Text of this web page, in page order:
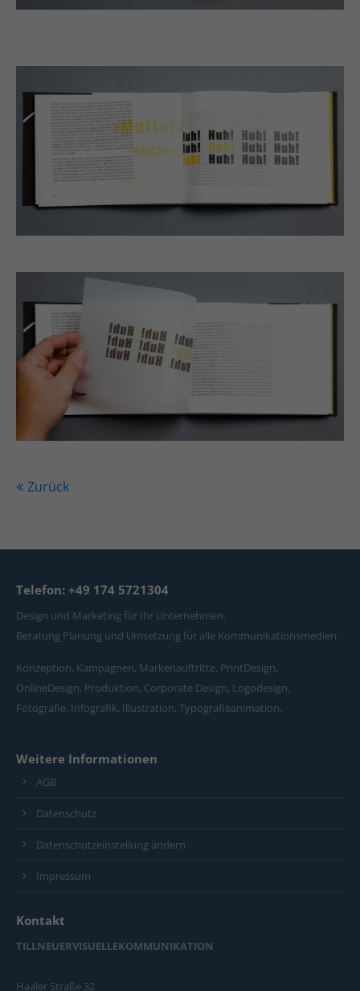
Zurück
Telefon: +49 174 5721304
Design und Marketing für Ihr Unternehmen.
Beratung Planung und Umsetzung für alle Kommunikationsmedien.
Konzeption, Kampagnen, Markenauftritte, PrintDesign,
OnlineDesign, Produktion, Corporate Design, Logodesign,
Fotografie, Infografik, Illustration, Typografieanimation.
Weitere Informationen
AGB
Datenschutz
Datenschutzeinstellung ändern
Impressum
Kontakt
TILLNEUERVISUELLEKOMMUNIKATION
Haaler Straße 32